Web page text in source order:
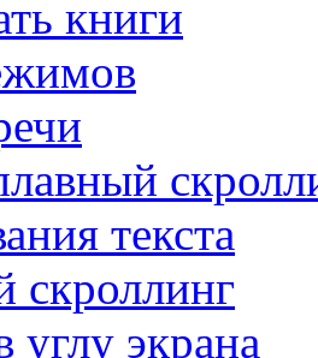
Windows
для Windows
измерит скорость SSD диска.
книги
текста
скроллинг
экрана